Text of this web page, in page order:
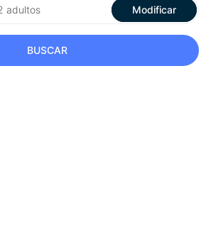
adultos Modificar